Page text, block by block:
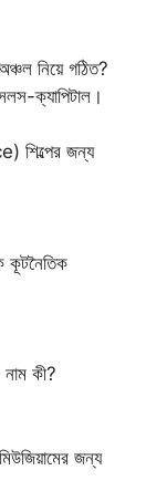
নিয়ে গঠিত?
ক্যাপিটাল।
শিল্পের জন্য
কূটনৈতিক
নাম কী?
জন্য